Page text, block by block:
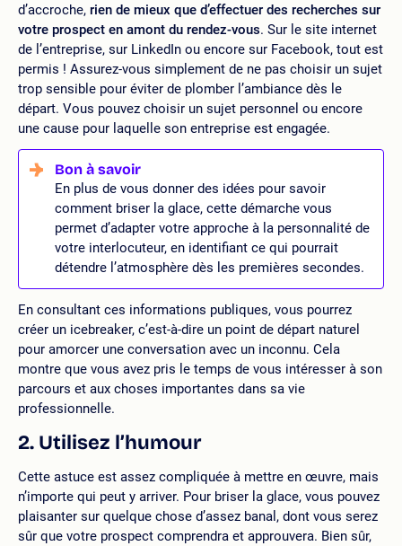
d’accroche, rien de mieux que d’effectuer des recherches sur
votre prospect en amont du rendez-vous. Sur le site internet
de l’entreprise, sur LinkedIn ou encore sur Facebook, tout est
permis ! Assurez-vous simplement de ne pas choisir un sujet
trop sensible pour éviter de plomber l’ambiance dès le
départ. Vous pouvez choisir un sujet personnel ou encore
une cause pour laquelle son entreprise est engagée.
En plus de vous donner des idées pour savoir
comment briser la glace, cette démarche vous
permet d’adapter votre approche à la personnalité de
votre interlocuteur, en identifiant ce qui pourrait
détendre l’atmosphère dès les premières secondes.
En consultant ces informations publiques, vous pourrez
créer un icebreaker, c’est-à-dire un point de départ naturel
pour amorcer une conversation avec un inconnu. Cela
montre que vous avez pris le temps de vous intéresser à son
parcours et aux choses importantes dans sa vie
professionnelle.
2. Utilisez l’humour
Cette astuce est assez compliquée à mettre en œuvre, mais
n’importe qui peut y arriver. Pour briser la glace, vous pouvez
plaisanter sur quelque chose d’assez banal, dont vous serez
sûr que votre prospect comprendra et approuvera. Bien sûr,